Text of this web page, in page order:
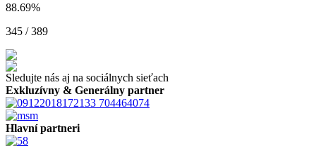
88.69%
345 / 389
Sledujte nás aj na sociálnych sieťach
Exkluzívny & Generálny partner
Hlavní partneri